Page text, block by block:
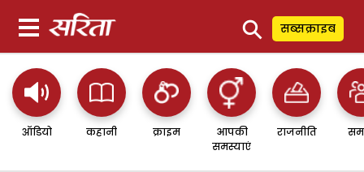
⚲ सब्सक्राइब
ऑडियो कहानी क्राइम
आपकी
समस्याएं
राजनीति